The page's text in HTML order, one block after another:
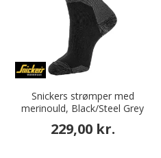
Snickers strømper med
merinould, Black/Steel Grey
229,00 kr.